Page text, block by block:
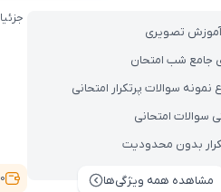
جامع شب امتحان
نمونه سوالات پرتکرار امتحانی
سوالات امتحانی
بدون محدودیت
مشاهده همه ویژگی‌ها